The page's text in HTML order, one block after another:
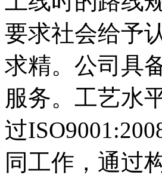
要求社会给予
求精。公司具
服务。工艺水
过
同工作，通过